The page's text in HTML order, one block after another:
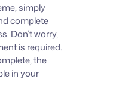
simply
complete
Don’t worry,
is required.
the
in your